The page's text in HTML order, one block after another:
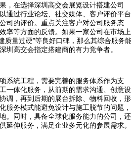
，在选择深圳高交会展览设计搭建公司
通过行业论坛、社交媒体、客户评价平台
司的评价。重点关注客户对公司服务态
率等方面的反馈。如果一家公司在市场上
质量过硬”等良好口碑，那么其综合服务
圳高交会指定搭建商的有力竞争者。
系统工程，需要完善的服务体系作为支
一体化服务，从前期的需求沟通、创意设
调，再到后期的展台拆除、物料回收，形
服务模式能避免设计与施工脱节的问题，
。同时，具备全球化服务能力的公司，还
延伸服务，满足企业多元化的参展需求。